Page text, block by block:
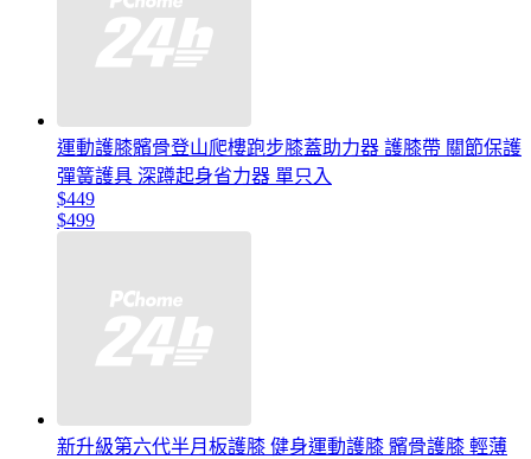
運動護膝髕骨登山爬樓跑步膝蓋助力器 護膝帶 關節保護
彈簧護具 深蹲起身省力器 單只入
$449
$499
新升級第六代半月板護膝 健身運動護膝 髕骨護膝 輕薄